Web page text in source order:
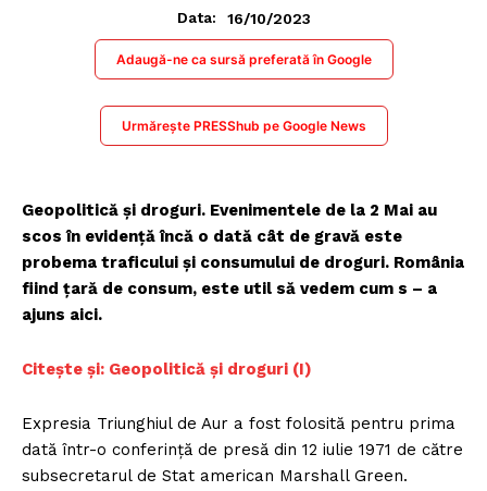
Data:
16/10/2023
Adaugă-ne ca sursă preferată în Google
Urmărește PRESShub pe Google News
Geopolitică și droguri. Evenimentele de la 2 Mai au
scos în evidență încă o dată cât de gravă este
probema traficului și consumului de droguri. România
fiind țară de consum, este util să vedem cum s – a
ajuns aici.
Citește și: Geopolitică și droguri (I)
Expresia Triunghiul de Aur a fost folosită pentru prima
dată într-o conferinţă de presă din 12 iulie 1971 de către
subsecretarul de Stat american Marshall Green.